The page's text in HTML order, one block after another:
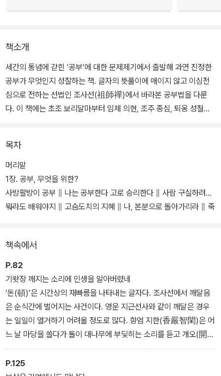
책소개
세간의 통념에 갇힌 ‘공부’에 대한 문제제기에서 출발해 과연 진정한
공부가 무엇인지 성찰하는 책. 글자의 뜻풀이에 매이지 않고 이심전
심으로 전하는 선법인 조사선(祖師禪)에서 바라본 공부법을 다룬
다. 이 책에는 초조 보리달마부터 임제 의현, 조주 종심, 퇴옹 성철까
과 잘 어우러진다.
목차
머리말
1장. 공부, 무엇을 위한?
사방팔방이 공부 ∥ 나는 공부한다 고로 승리한다 ∥ 사람 구실하려면
뭐라도 배워야지 ∥ 고슴도치의 지혜 ∥ 나, 본분으로 돌아가리라 ∥ 죽
는 봄바람이다 ∥ 참새는 참새이기 때문에 부처다
책속에서
P.82
기왓장 깨지는 소리에 인생을 알아버렸네
‘돈(頓)’은 시간상의 재빠름을 나타내는 글자다. 조사선에서 깨달음
은 순식간에 벌어지는 사건이다. 영운 지근선사와 같이 깨달은 경우
는 일일이 열거하기 어려울 정도로 많다. 향엄 지한(香嚴智閑)은 어
느 날 마당을 쓸다가 돌이 대나무에 부딪히는 소리를 듣고 개오(開
悟)했다. 동산 양개(洞山良价)는 강을 건너다 물에 비친 자신의 모
습을 보고 깨쳤고, 천녕 범기(天寧梵琦)는 성루의 북소리를 듣고 깨
P.125